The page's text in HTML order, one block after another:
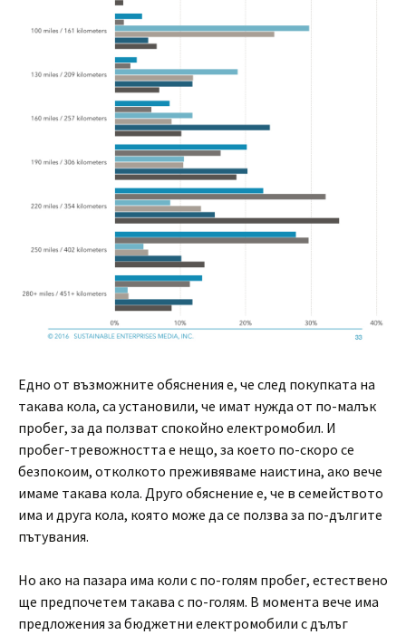
Едно от възможните обяснения е, че след покупката на
такава кола, са установили, че имат нужда от по-малък
пробег, за да ползват спокойно електромобил. И
пробег-тревожността е нещо, за което по-скоро се
безпокоим, отколкото преживяваме наистина, ако вече
имаме такава кола. Друго обяснение е, че в семейството
има и друга кола, която може да се ползва за по-дългите
пътувания.
Но ако на пазара има коли с по-голям пробег, естествено
ще предпочетем такава с по-голям. В момента вече има
предложения за бюджетни електромобили с дълъг